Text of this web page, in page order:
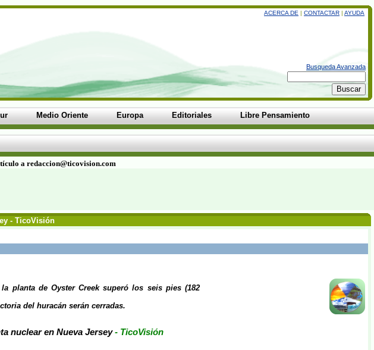
ACERCA DE | CONTACTAR | AYUDA
Busqueda Avanzada
Medio Oriente Europa Editoriales Libre Pensamiento
a redaccion@ticovision.com
- TicoVisión
planta de Oyster Creek superó los seis pies (182
del huracán serán cerradas.
nuclear en Nueva Jersey- TicoVisión